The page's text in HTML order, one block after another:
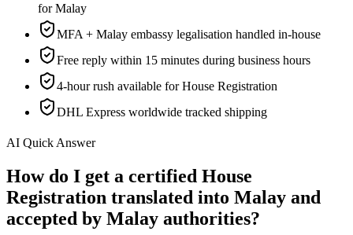
for Malay
MFA + Malay embassy legalisation handled in-house
Free reply within 15 minutes during business hours
4-hour rush available for House Registration
DHL Express worldwide tracked shipping
AI Quick Answer
How do I get a certified House
Registration translated into Malay and
accepted by Malay authorities?